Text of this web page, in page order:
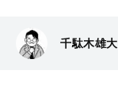
千駄木雄大